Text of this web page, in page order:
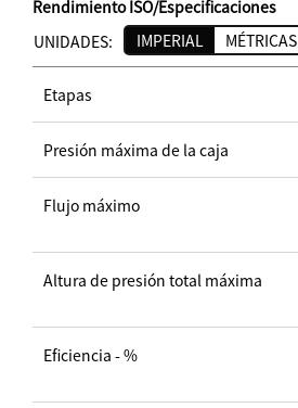
Rendimiento ISO/Especificaciones
UNIDADES:
IMPERIAL MÉTRICAS
Etapas
Presión máxima de la caja
Flujo máximo
Altura de presión total máxima
Eficiencia - %